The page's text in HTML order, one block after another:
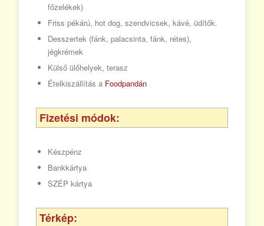
főzelékek)
Friss pékárú, hot dog, szendvicsek, kávé, üdítők.
Desszertek (fánk, palacsinta, fánk, rétes),
jégkrémek
Külső ülőhelyek, terasz
Ételkiszállítás a Foodpandán
Fizetési módok:
Készpénz
Bankkártya
SZÉP kártya
Térkép: